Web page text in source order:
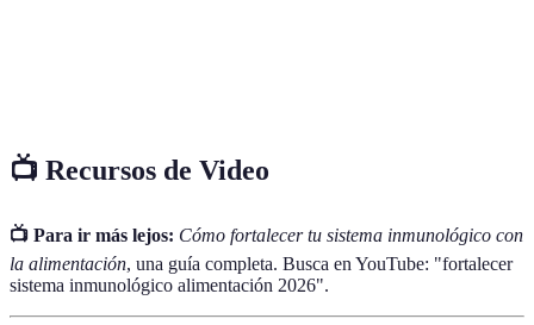
📺 Recursos de Video
📺 Para ir más lejos: Cómo fortalecer tu sistema inmunológico con
la alimentación, una guía completa. Busca en YouTube: "fortalecer
sistema inmunológico alimentación 2026".